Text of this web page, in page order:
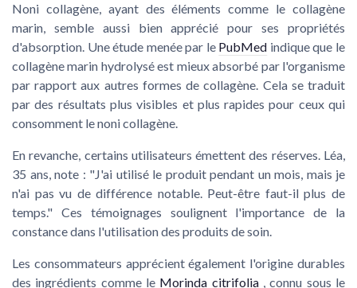
Noni collagène, ayant des éléments comme le collagène
marin, semble aussi bien apprécié pour ses propriétés
d'absorption. Une étude menée par le PubMed indique que le
collagène marin hydrolyséest mieux absorbé par l'organisme
par rapport aux autres formes de collagène. Cela se traduit
par des résultats plus visibles et plus rapides pour ceux qui
consomment lenoni collagène.
En revanche, certains utilisateurs émettent des réserves. Léa,
35 ans, note : "J'ai utilisé le produitpendant un mois, mais je
n'ai pas vu de différence notable. Peut-être faut-il plus de
temps." Ces témoignages soulignent l'importance de la
constance dans l'utilisation des produits de soin.
Les consommateurs apprécient également l'origine durables
des ingrédients comme le Morinda citrifolia , connu sous le